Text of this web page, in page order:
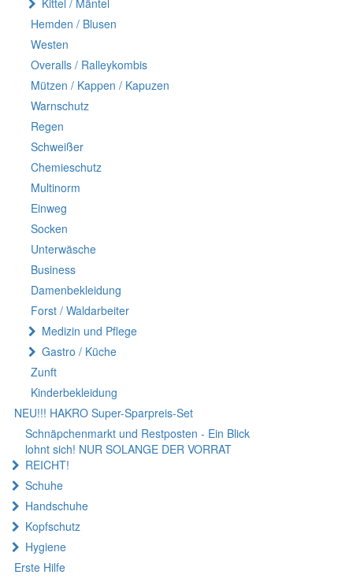
Kittel / Mäntel
Hemden / Blusen
Westen
Overalls / Ralleykombis
Mützen / Kappen / Kapuzen
Warnschutz
Regen
Schweißer
Chemieschutz
Multinorm
Einweg
Socken
Unterwäsche
Business
Damenbekleidung
Forst / Waldarbeiter
Medizin und Pflege
Gastro / Küche
Zunft
Kinderbekleidung
NEU!!! HAKRO Super-Sparpreis-Set
Schnäpchenmarkt und Restposten - Ein Blick
lohnt sich! NUR SOLANGE DER VORRAT
REICHT!
Schuhe
Handschuhe
Kopfschutz
Hygiene
Erste Hilfe